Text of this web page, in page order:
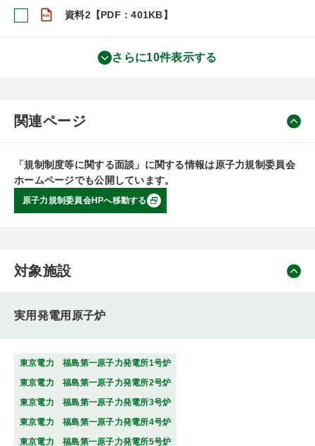
資料2【PDF：401KB】
さらに10件表示する
関連ページ
「規制制度等に関する面談」に関する情報は原子力規制委員会
ホームページでも公開しています。
原子力規制委員会HPへ移動する
対象施設
実用発電用原子炉
東京電力 福島第一原子力発電所1号炉
東京電力 福島第一原子力発電所2号炉
東京電力 福島第一原子力発電所3号炉
東京電力 福島第一原子力発電所4号炉
東京電力 福島第一原子力発電所5号炉